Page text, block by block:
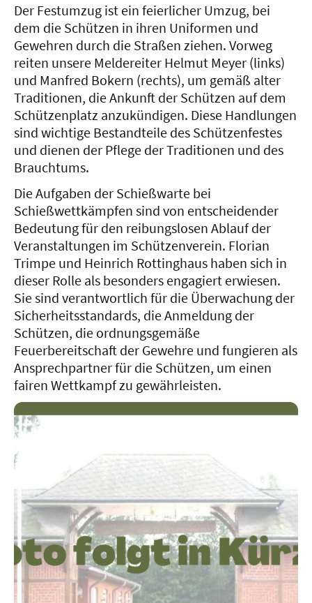
Der Festumzug ist ein feierlicher Umzug, bei
dem die Schützen in ihren Uniformen und
Gewehren durch die Straßen ziehen. Vorweg
reiten unsere Meldereiter Helmut Meyer (links)
und Manfred Bokern (rechts), um gemäß alter
Traditionen, die Ankunft der Schützen auf dem
Schützenplatz anzukündigen. Diese Handlungen
sind wichtige Bestandteile des Schützenfestes
und dienen der Pflege der Traditionen und des
Brauchtums.
Die Aufgaben der Schießwarte bei
Schießwettkämpfen sind von entscheidender
Bedeutung für den reibungslosen Ablauf der
Veranstaltungen im Schützenverein. Florian
Trimpe und Heinrich Rottinghaus haben sich in
dieser Rolle als besonders engagiert erwiesen.
Sie sind verantwortlich für die Überwachung der
Sicherheitsstandards, die Anmeldung der
Schützen, die ordnungsgemäße
Feuerbereitschaft der Gewehre und fungieren als
Ansprechpartner für die Schützen, um einen
fairen Wettkampf zu gewährleisten.